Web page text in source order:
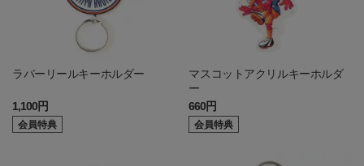
ラバーリールキーホルダー
1,100円
会員特典
マスコットアクリルキーホルダ
ー
660円
会員特典